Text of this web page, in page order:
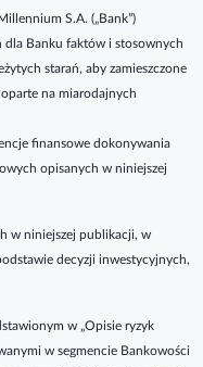
S.A. („Bank”)
dla Banku faktów i stosownych
starań, aby zamieszczone
na miarodajnych
finansowe dokonywania
opisanych w niniejszej
w niniejszej publikacji, w
decyzji inwestycyjnych,
w „Opisie ryzyk
w segmencie Bankowości